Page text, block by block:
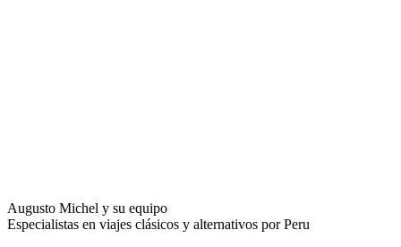
Augusto Michel y su equipo
Especialistas en viajes clásicos y alternativos por Peru